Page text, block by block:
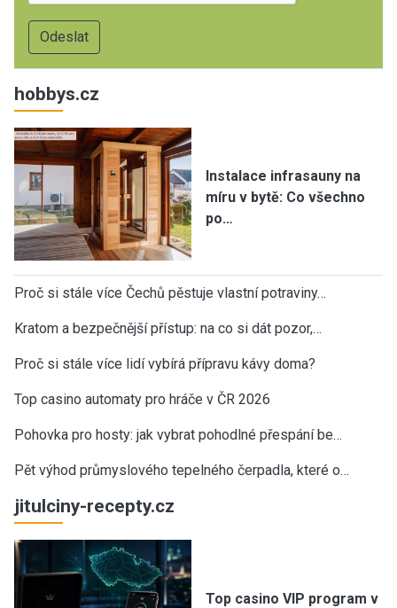
hobbys.cz
Instalace infrasauny na
míru v bytě: Co všechno
po…
Proč si stále více Čechů pěstuje vlastní potraviny…
Kratom a bezpečnější přístup: na co si dát pozor,…
Proč si stále více lidí vybírá přípravu kávy doma?
Top casino automaty pro hráče v ČR 2026
Pohovka pro hosty: jak vybrat pohodlné přespání be…
Pět výhod průmyslového tepelného čerpadla, které o…
jitulciny-recepty.cz
Top casino VIP program v